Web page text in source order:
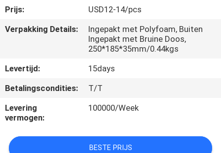
ONS
EEN
CITAAT
SITEMAP
Prijs:
USD12-14/pcs
Verpakking Details:
Ingepakt met Polyfoam, Buiten
Ingepakt met Bruine Doos,
250*185*35mm/0.44kgs
Levertijd:
15days
Betalingscondities:
T/T
Levering
vermogen:
100000/Week
BESTE PRIJS